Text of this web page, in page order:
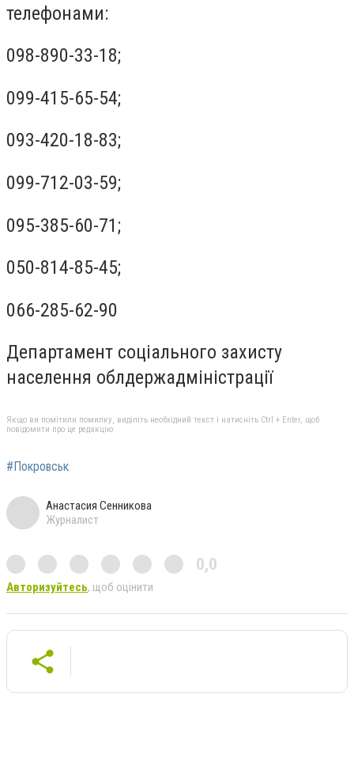
телефонами:
098-890-33-18;
099-415-65-54;
093-420-18-83;
099-712-03-59;
095-385-60-71;
050-814-85-45;
066-285-62-90
Департамент соціального захисту
населення облдержадміністрації
Якщо ви помітили помилку, виділіть необхідний текст і натисніть Ctrl + Enter, щоб
повідомити про це редакцію
#Покровськ
Анастасия Сенникова
Журналист
0,0
Авторизуйтесь, щоб оцінити